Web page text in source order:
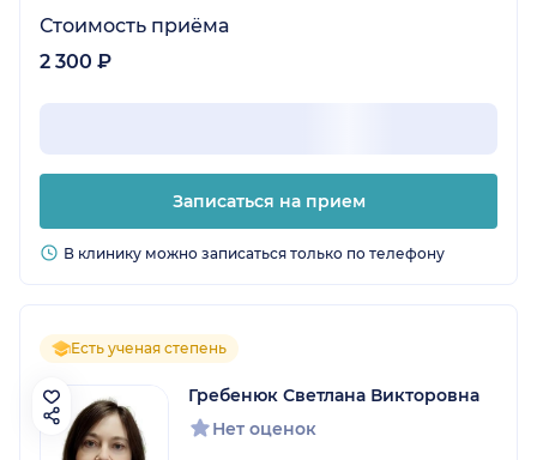
Стоимость приёма
2 300 ₽
Записаться на прием
В клинику можно записаться только по телефону
Есть ученая степень
Гребенюк Светлана Викторовна
Нет оценок